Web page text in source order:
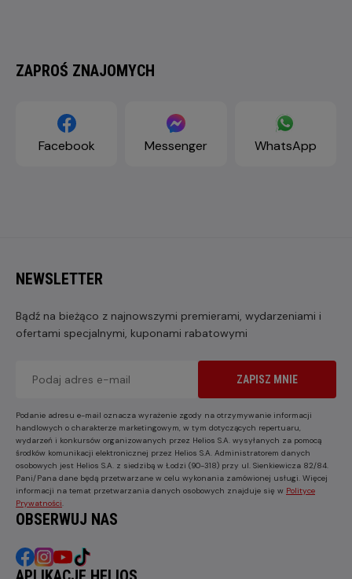
ZAPROŚ ZNAJOMYCH
Facebook Messenger WhatsApp
NEWSLETTER
Bądź na bieżąco z najnowszymi premierami, wydarzeniami i
ofertami specjalnymi, kuponami rabatowymi
ZAPISZ MNIE
Podanie adresu e-mail oznacza wyrażenie zgody na otrzymywanie informacji
handlowych o charakterze marketingowym, w tym dotyczących repertuaru,
wydarzeń i konkursów organizowanych przez Helios S.A. wysyłanych za pomocą
środków komunikacji elektronicznej przez Helios S.A. Administratorem danych
osobowych jest Helios S.A. z siedzibą w Łodzi (90-318) przy ul. Sienkiewicza 82/84.
Pani/Pana dane będą przetwarzane w celu wykonania zamówionej usługi. Więcej
informacji na temat przetwarzania danych osobowych znajduje się w Polityce
Prywatności
OBSERWUJ NAS